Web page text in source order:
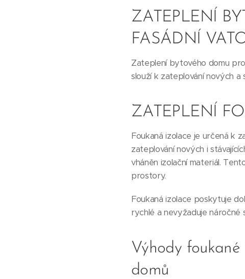
ZATEPLENÍ
FASÁDNÍ
Zateplení bytového domu
slouží k zateplování nových a
ZATEPLENÍ
Foukaná izolace je určená k
zateplování nových i
vháněn izolační materiál.
prostory.
Foukaná izolace poskytuje
rychlé a nevyžaduje náročné
Výhody
domů